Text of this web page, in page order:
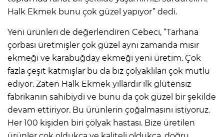
Halk Ekmek bunu çok güzel yapıyor” dedi.
Yeni ürünleri de değerlendiren Cebeci, “Tarhana
çorbası üretmişler çok güzel aynı zamanda mısır
ekmeği ve karabuğday ekmeği yeni üretim. Çok
fazla çeşit katmışlar bu da biz çölyaklıları çok mutlu
ediyor. Zaten Halk Ekmek yıllardır ilk glütensiz
fabrikanın sahibiydi ve bunu da çok güzel bir şekilde
devam ettiriyor. Bu ürünlerin çoğalmasını istiyoruz.
Her 100 kişiden biri çölyak hastası. Bize üretilen